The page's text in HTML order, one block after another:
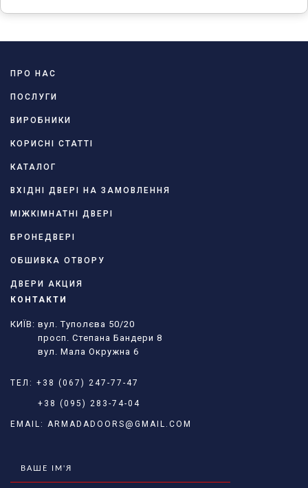
ПРО НАС
ПОСЛУГИ
ВИРОБНИКИ
КОРИСНІ СТАТТІ
КАТАЛОГ
ВХІДНІ ДВЕРІ НА ЗАМОВЛЕННЯ
МІЖКІМНАТНІ ДВЕРІ
БРОНЕДВЕРІ
ОБШИВКА ОТВОРУ
ДВЕРИ АКЦИЯ
КОНТАКТИ
КИЇВ: вул. Туполєва 50/20
просп. Степана Бандери 8
вул. Мала Окружна 6
ТЕЛ: +38 (067) 247-77-47
+38 (095) 283-74-04
EMAIL: ARMADADOORS@GMAIL.COM